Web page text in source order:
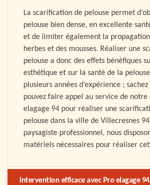
La scarification de pelouse permet
pelouse bien dense, en excellente
et de limiter également la propagation
herbes et des mousses. Réaliser une
pelouse a donc des effets bénéfiques
esthétique et sur la santé de la
plusieurs années d’expérience ;
pouvez faire appel au service de
elagage 94 pour réaliser une
pelouse dans la ville de Villecresnes
paysagiste professionnel, nous
matériels nécessaires pour réaliser
Intervention efficace avec Pro elagage 94